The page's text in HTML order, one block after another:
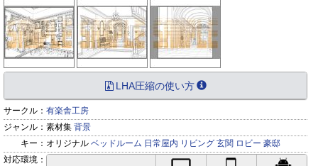
LHA圧縮の使い方
サークル： 有楽舎工房
ジャンル： 素材集 背景
キー： オリジナル ベッドルーム 日常屋内 リビング 玄関 ロビー 豪邸
対応環境：
iPhone対応